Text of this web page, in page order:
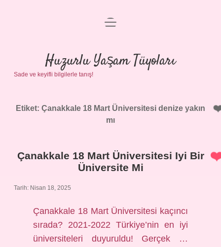
Anasayfa
Gizlilik Politikası
Yasal Uyarı
menüyü
Huzurlu Yaşam Tüyoları
Sade ve keyifli bilgilerle tanış!
Etiket: Çanakkale 18 Mart Üniversitesi denize yakın
mı
Çanakkale 18 Mart Üniversitesi Iyi Bir
Üniversite Mi
Tarih: Nisan 18, 2025
Çanakkale 18 Mart Üniversitesi kaçıncı
sırada? 2021-2022 Türkiye’nin en iyi
üniversiteleri duyuruldu! Gerçek …